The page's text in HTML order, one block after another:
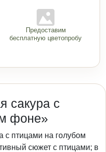
Предоставим
бесплатную цветопробу
сакура с
фоне»
с птицами на голубом
сюжет с птицами; в